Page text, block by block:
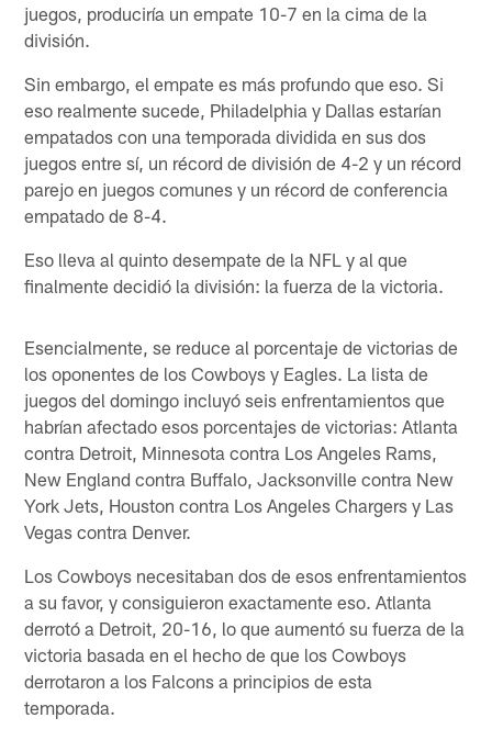
juegos, produciría un empate 10-7 en la cima de la
división.
Sin embargo, el empate es más profundo que eso. Si
eso realmente sucede, Philadelphia y Dallas estarían
empatados con una temporada dividida en sus dos
juegos entre sí, un récord de división de 4-2 y un récord
parejo en juegos comunes y un récord de conferencia
empatado de 8-4.
Eso lleva al quinto desempate de la NFL y al que
finalmente decidió la división: la fuerza de la victoria.
Esencialmente, se reduce al porcentaje de victorias de
los oponentes de los Cowboys y Eagles. La lista de
juegos del domingo incluyó seis enfrentamientos que
habrían afectado esos porcentajes de victorias: Atlanta
contra Detroit, Minnesota contra Los Angeles Rams,
New England contra Buffalo, Jacksonville contra New
York Jets, Houston contra Los Angeles Chargers y Las
Vegas contra Denver.
Los Cowboys necesitaban dos de esos enfrentamientos
a su favor, y consiguieron exactamente eso. Atlanta
derrotó a Detroit, 20-16, lo que aumentó su fuerza de la
victoria basada en el hecho de que los Cowboys
derrotaron a los Falcons a principios de esta
temporada.